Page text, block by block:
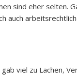
sind eher selten.
auch
viel zu Lachen,